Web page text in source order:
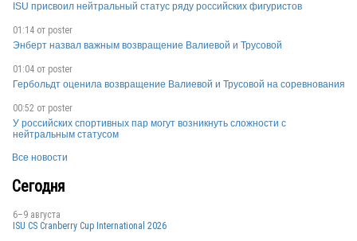
ISU присвоил нейтральный статус ряду российских фигуристов
01:14 от poster
Энберт назвал важным возвращение Валиевой и Трусовой
01:04 от poster
Гербольдт оценила возвращение Валиевой и Трусовой на соревнования
00:52 от poster
У российских спортивных пар могут возникнуть сложности с
нейтральным статусом
Все новости
Сегодня
6–9 августа
ISU CS Cranberry Cup International 2026